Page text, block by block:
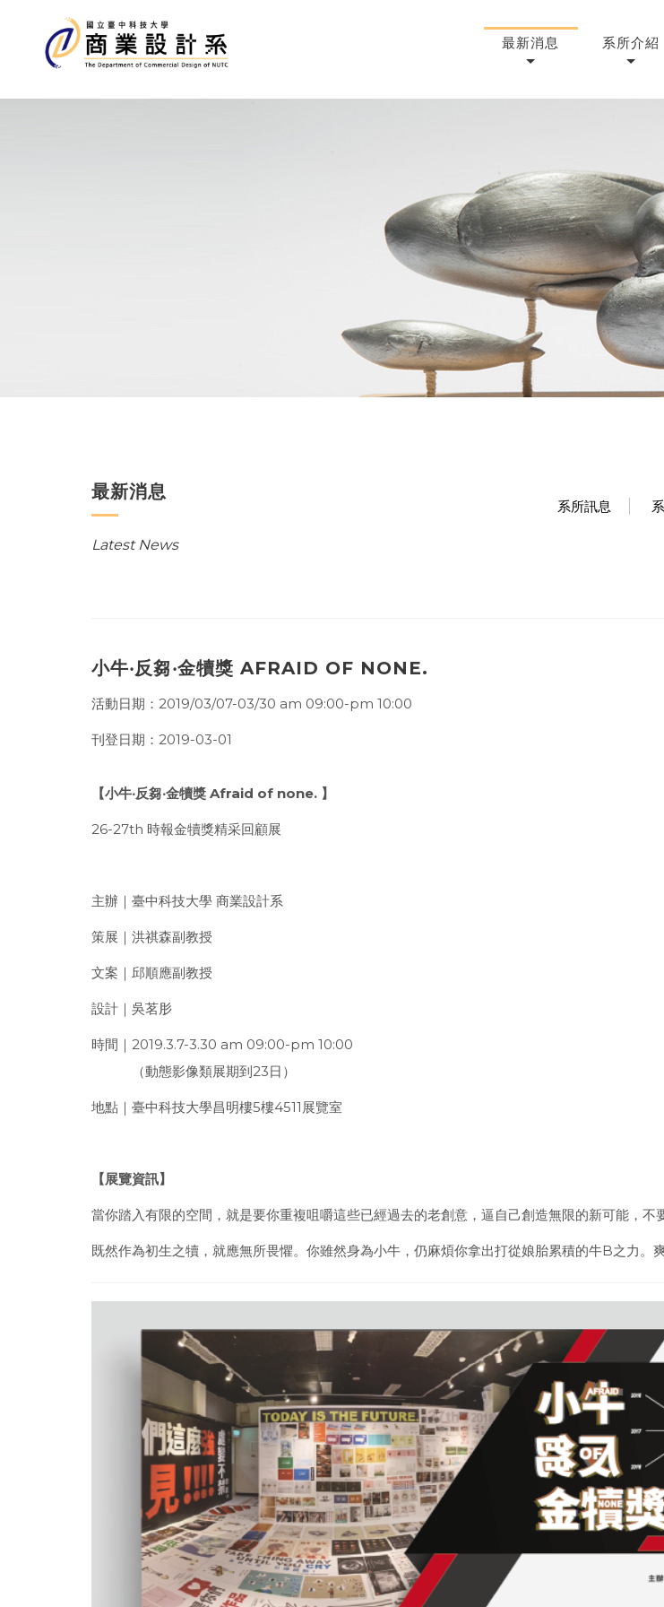
最新消息 系所介紹
最新消息
Latest News
系所訊息
小牛‧反芻‧金犢獎 AFRAID OF NONE.
活動日期：2019/03/07-03/30 am 09:00-pm 10:00
刊登日期：2019-03-01
【小牛‧反芻‧金犢獎 Afraid of none. 】
26-27th 時報金犢獎精采回顧展
主辦｜臺中科技大學 商業設計系
策展｜洪祺森副教授
文案｜邱順應副教授
設計｜吳茗肜
時間｜2019.3.7-3.30 am 09:00-pm 10:00
（動態影像類展期到23日）
地點｜臺中科技大學昌明樓5樓4511展覽室
【展覽資訊】
當你踏入有限的空間，就是要你重複咀嚼這些已經過去的老創意，逼自己創造無限的新可能，不
既然作為初生之犢，就應無所畏懼。你雖然身為小牛，仍麻煩你拿出打從娘胎累積的牛B之力。